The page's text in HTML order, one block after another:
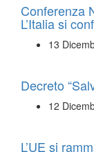
Conferenza
L’Italia si
13
Decreto
12
L’UE si